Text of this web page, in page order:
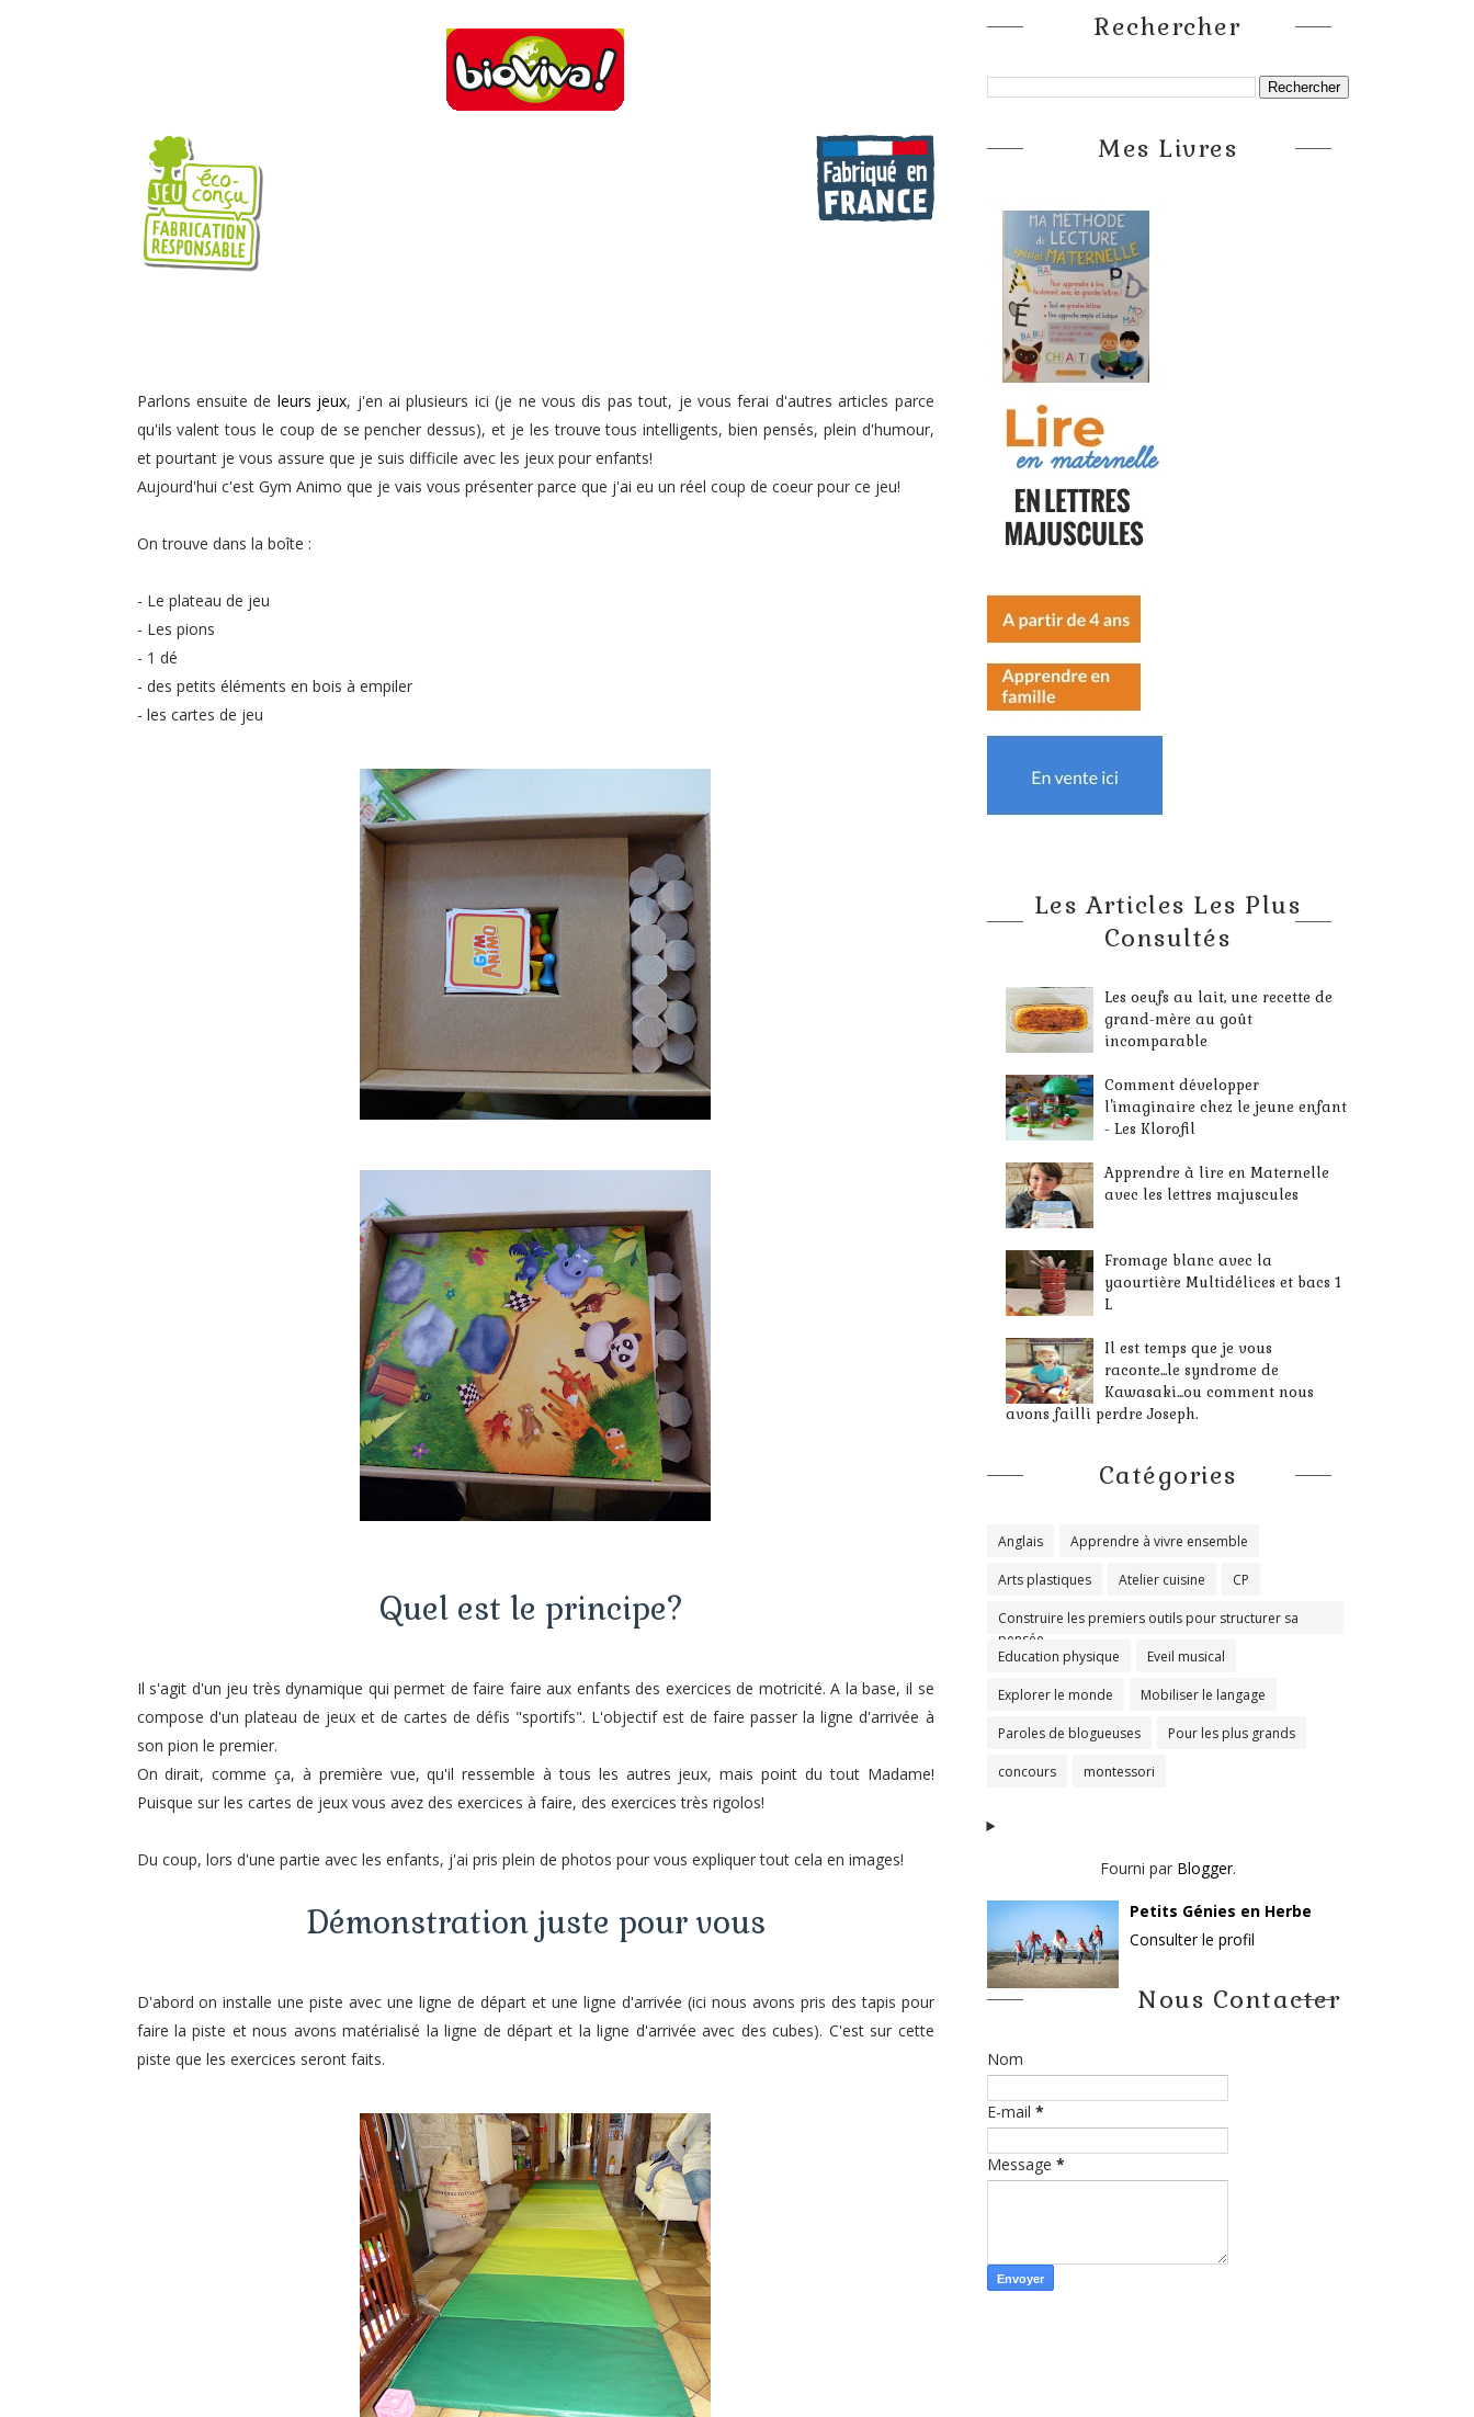
Parlons ensuite de leurs jeux, j'en ai plusieurs ici (je ne vous dis pas tout, je vous ferai d'autres articles parce
qu'ils valent tous le coup de se pencher dessus), et je les trouve tous intelligents, bien pensés, plein d'humour,
et pourtant je vous assure que je suis difficile avec les jeux pour enfants!
Aujourd'hui c'est Gym Animo que je vais vous présenter parce que j'ai eu un réel coup de coeur pour ce jeu!
On trouve dans la boîte :
- Le plateau de jeu
- Les pions
- 1 dé
- des petits éléments en bois à empiler
- les cartes de jeu
Quel est le principe?
Il s'agit d'un jeu très dynamique qui permet de faire faire aux enfants des exercices de motricité. A la base, il se
compose d'un plateau de jeux et de cartes de défis "sportifs". L'objectif est de faire passer la ligne d'arrivée à
son pion le premier.
On dirait, comme ça, à première vue, qu'il ressemble à tous les autres jeux, mais point du tout Madame!
Puisque sur les cartes de jeux vous avez des exercices à faire, des exercices très rigolos!
Du coup, lors d'une partie avec les enfants, j'ai pris plein de photos pour vous expliquer tout cela en images!
Démonstration juste pour vous
D'abord on installe une piste avec une ligne de départ et une ligne d'arrivée (ici nous avons pris des tapis pour
faire la piste et nous avons matérialisé la ligne de départ et la ligne d'arrivée avec des cubes). C'est sur cette
piste que les exercices seront faits.
Rechercher
Mes Livres
Les Articles Les Plus
Consultés
Les oeufs au lait, une recette de
grand-mère au goût
incomparable
Comment développer
l'imaginaire chez le jeune enfant
- Les Klorofil
Apprendre à lire en Maternelle
avec les lettres majuscules
Fromage blanc avec la
yaourtière Multidélices et bacs 1
L
Il est temps que je vous
raconte...le syndrome de
Kawasaki...ou comment nous
avons failli perdre Joseph.
Catégories
Anglais Apprendre à vivre ensemble
Arts plastiques Atelier cuisine CP
Construire les premiers outils pour structurer sa
pensée
Education physique
Eveil musical
Explorer le monde Mobiliser le langage
Paroles de blogueuses Pour les plus grands
concours montessori
Fourni par Blogger.
Petits Génies en Herbe
Consulter le profil
Nous Contacter
Nom
E-mail *
Message *